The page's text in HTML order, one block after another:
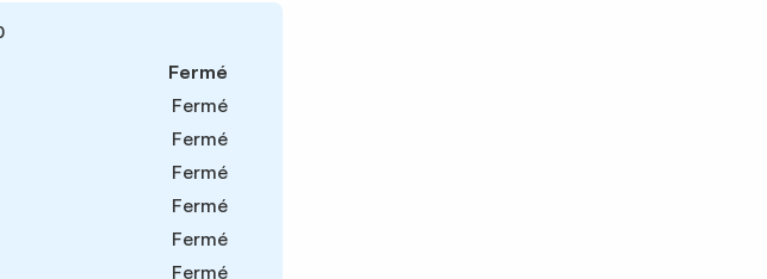
Fermé
Fermé
Fermé
Fermé
Fermé
Fermé
Fermé